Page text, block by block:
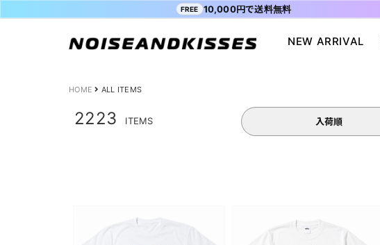
NEW ARRIVAL
ALL ITEM
スウェット・ニット
ACDC RAG
XTS
まちかど画廊
ショッピングガイド
INTERNATIONAL
FREE 10,000円で送料無料
HOME ALL ITEMS
2223 ITEMS 入荷順